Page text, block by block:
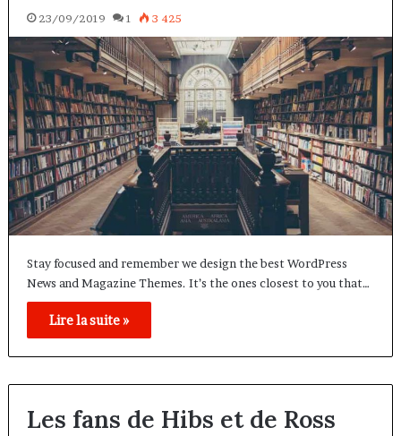
23/09/2019 1 3 425
Stay focused and remember we design the best WordPress
News and Magazine Themes. It’s the ones closest to you that…
Lire la suite »
Les fans de Hibs et de Ross